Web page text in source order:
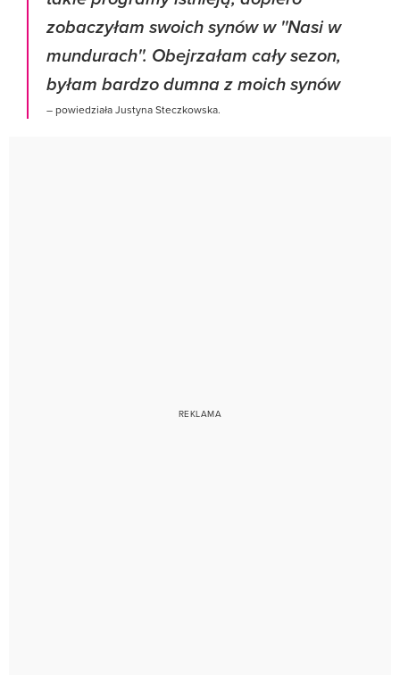
zobaczyłam swoich synów w ''Nasi w
mundurach''. Obejrzałam cały sezon,
byłam bardzo dumna z moich synów
– powiedziała Justyna Steczkowska.